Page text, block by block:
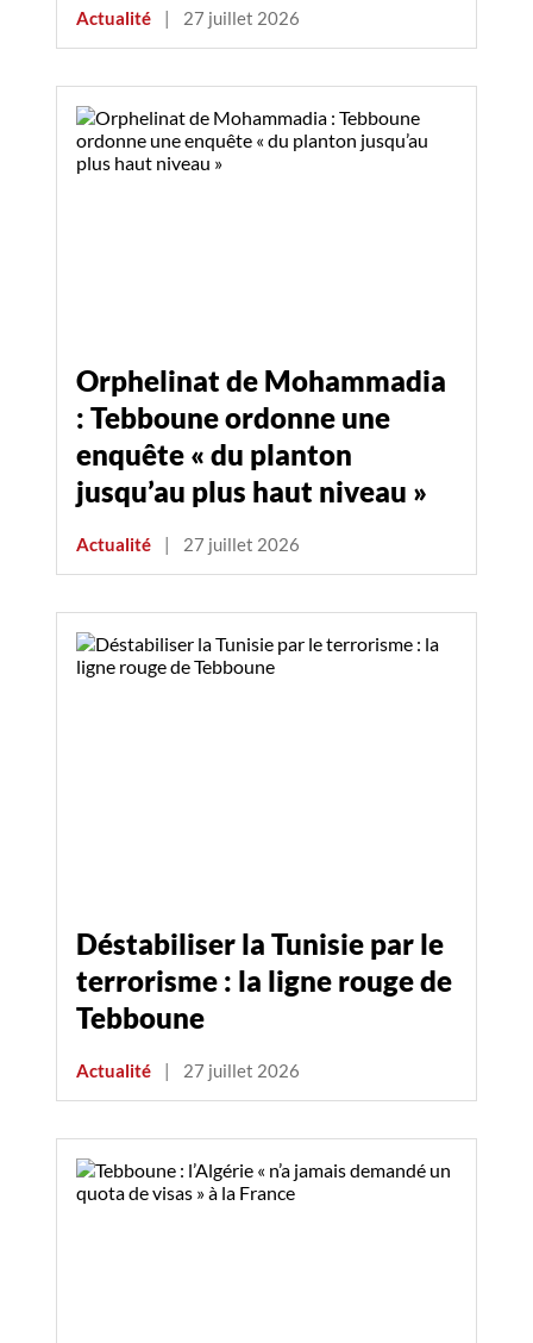
Actualité | 27 juillet 2026
Orphelinat de Mohammadia
: Tebboune ordonne une
enquête « du planton
jusqu’au plus haut niveau »
Actualité | 27 juillet 2026
Déstabiliser la Tunisie par le
terrorisme : la ligne rouge de
Tebboune
Actualité | 27 juillet 2026